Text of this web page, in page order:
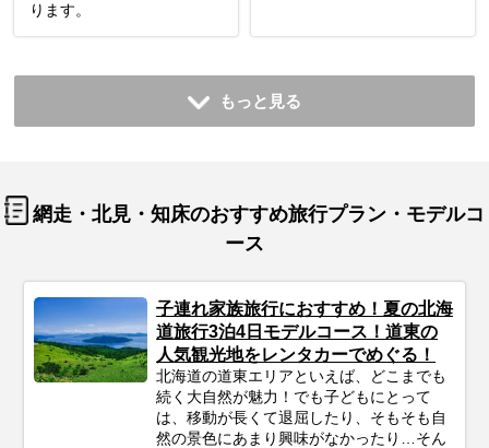
ります。
もっと見る
網走・北見・知床のおすすめ旅行プラン・モデルコ
ース
子連れ家族旅行におすすめ！夏の北海
道旅行3泊4日モデルコース！道東の
人気観光地をレンタカーでめぐる！
北海道の道東エリアといえば、どこまでも
続く大自然が魅力！でも子どもにとって
は、移動が長くて退屈したり、そもそも自
然の景色にあまり興味がなかったり…そん